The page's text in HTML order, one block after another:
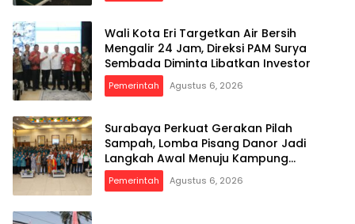
Wali Kota Eri Targetkan Air Bersih
Mengalir 24 Jam, Direksi PAM Surya
Sembada Diminta Libatkan Investor
Pemerintah Agustus 6, 2026
Surabaya Perkuat Gerakan Pilah
Sampah, Lomba Pisang Danor Jadi
Langkah Awal Menuju Kampung
Pancasila
Pemerintah Agustus 6, 2026